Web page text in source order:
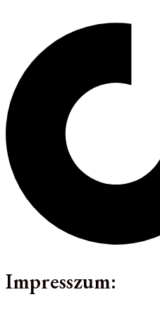
Impresszum: